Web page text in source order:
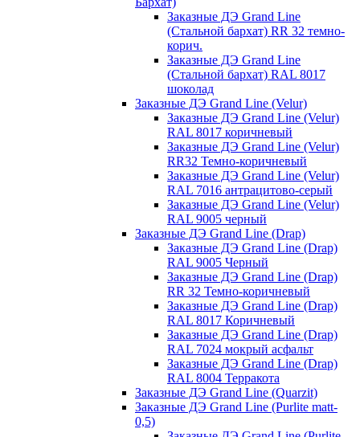
Заказные ДЭ Grand Line
(Стальной бархат) RR 32 темно-
корич.
Заказные ДЭ Grand Line
(Стальной бархат) RAL 8017
шоколад
Заказные ДЭ Grand Line (Velur)
Заказные ДЭ Grand Line (Velur)
RAL 8017 коричневый
Заказные ДЭ Grand Line (Velur)
RR32 Темно-коричневый
Заказные ДЭ Grand Line (Velur)
RAL 7016 антрацитово-серый
Заказные ДЭ Grand Line (Velur)
RAL 9005 черный
Заказные ДЭ Grand Line (Drap)
Заказные ДЭ Grand Line (Drap)
RAL 9005 Черный
Заказные ДЭ Grand Line (Drap)
RR 32 Темно-коричневый
Заказные ДЭ Grand Line (Drap)
RAL 8017 Коричневый
Заказные ДЭ Grand Line (Drap)
RAL 7024 мокрый асфальт
Заказные ДЭ Grand Line (Drap)
RAL 8004 Терракота
Заказные ДЭ Grand Line (Quarzit)
Заказные ДЭ Grand Line (Purlite matt-
0,5)